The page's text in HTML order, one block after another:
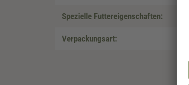
Spezielle Futtereigenschaften:
Verpackungsart: